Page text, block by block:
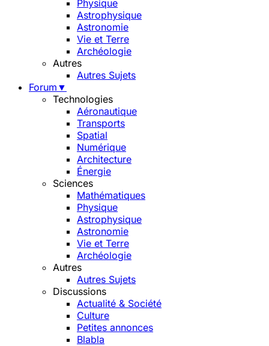
Physique
Astrophysique
Astronomie
Vie et Terre
Archéologie
Autres
Autres Sujets
Forum ▼
Technologies
Aéronautique
Transports
Spatial
Numérique
Architecture
Énergie
Sciences
Mathématiques
Physique
Astrophysique
Astronomie
Vie et Terre
Archéologie
Autres
Autres Sujets
Discussions
Actualité & Société
Culture
Petites annonces
Blabla